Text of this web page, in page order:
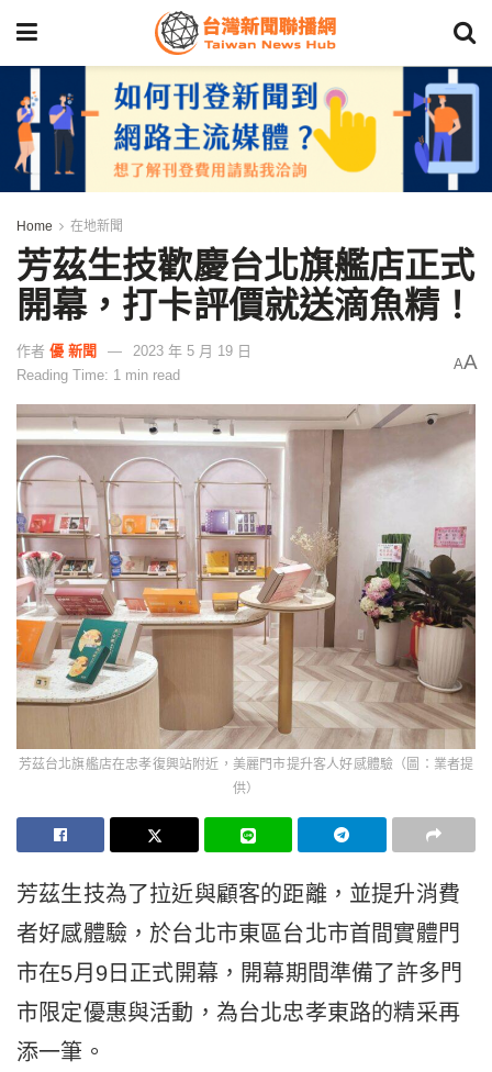
Home 在地新聞
芳茲生技歡慶台北旗艦店正式
開幕，打卡評價就送滴魚精！
作者 優 新聞
2023 年 5 月 19 日
Reading Time: 1 min read
AA
芳茲台北旗艦店在忠孝復興站附近，美麗門市提升客人好感體驗（圖：業者提
供）
芳茲生技為了拉近與顧客的距離，並提升消費
者好感體驗，於台北市東區台北市首間實體門
市在5月9日正式開幕，開幕期間準備了許多門
市限定優惠與活動，為台北忠孝東路的精采再
添一筆。